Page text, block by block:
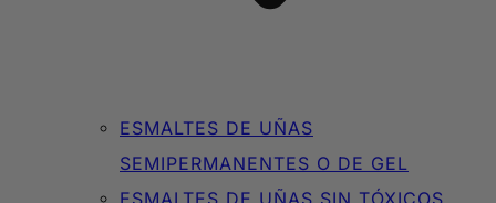
ESMALTES DE UÑAS
SEMIPERMANENTES O DE GEL
ESMALTES DE UÑAS SIN TÓXICOS